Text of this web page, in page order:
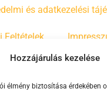
Hozzájárulás kezelése
élmény biztosítása érdekében
és adatkezelési
Feltételek
Moderálási